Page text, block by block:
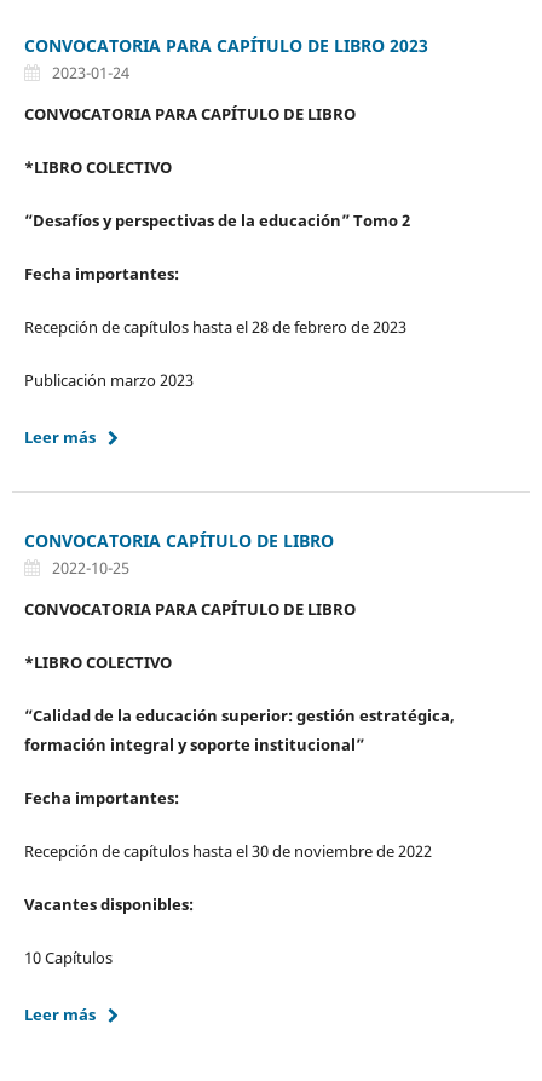
CONVOCATORIA PARA CAPÍTULO DE LIBRO 2023
2023-01-24
CONVOCATORIA PARA CAPÍTULO DE LIBRO
*LIBRO COLECTIVO
“Desafíos y perspectivas de la educación” Tomo 2
Fecha importantes:
Recepción de capítulos hasta el 28 de febrero de 2023
Publicación marzo 2023
Leer más
CONVOCATORIA CAPÍTULO DE LIBRO
2022-10-25
CONVOCATORIA PARA CAPÍTULO DE LIBRO
*LIBRO COLECTIVO
“Calidad de la educación superior: gestión estratégica,
formación integral y soporte institucional”
Fecha importantes:
Recepción de capítulos hasta el 30 de noviembre de 2022
Vacantes disponibles:
10 Capítulos
Leer más